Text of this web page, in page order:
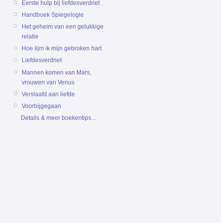
Eerste hulp bij liefdesverdriet
Handboek Spiegelogie
Het geheim van een gelukkige
relatie
Hoe lijm ik mijn gebroken hart
Liefdesverdriet
Mannen komen van Mars,
vrouwen van Venus
Verslaafd aan liefde
Voorbijgegaan
Details & meer boekentips...